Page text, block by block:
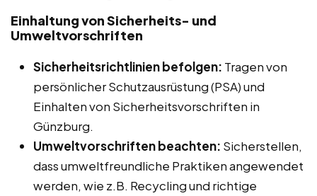
Einhaltung von Sicherheits- und
Umweltvorschriften
Sicherheitsrichtlinien befolgen: Tragen von
persönlicher Schutzausrüstung (PSA) und
Einhalten von Sicherheitsvorschriften in
Günzburg.
Umweltvorschriften beachten: Sicherstellen,
dass umweltfreundliche Praktiken angewendet
werden, wie z.B. Recycling und richtige